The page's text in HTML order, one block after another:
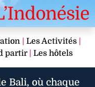
| Les Activités|
partir| Les hôtels
Bali, où chaque